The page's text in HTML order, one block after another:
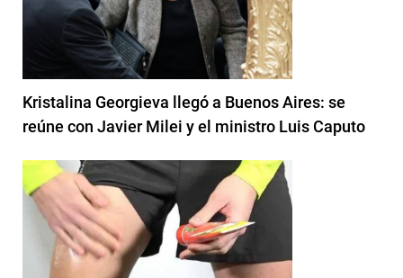
Kristalina Georgieva llegó a Buenos Aires: se
reúne con Javier Milei y el ministro Luis Caputo